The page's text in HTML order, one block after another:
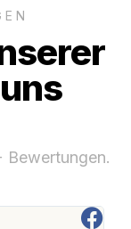
Bewertungen.